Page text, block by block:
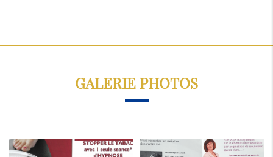
GALERIE PHOTOS